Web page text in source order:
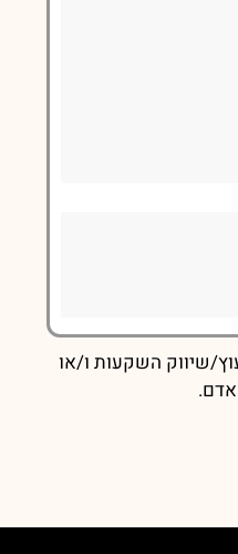
שיווק השקעות ו/או
אדם.